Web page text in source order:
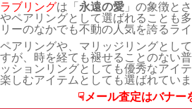
ラブリングは「 永遠の愛 」の象徴と
やペアリングとして選ばれることも
リーのなかでも不動の人気を誇るライ
ペアリングや、マリッジリングとし
すが、時を経ても褪せることのない
ッションリングとしても優秀なアイ
楽しむアイテムとしても選ばれていま
☟メール査定はバナー